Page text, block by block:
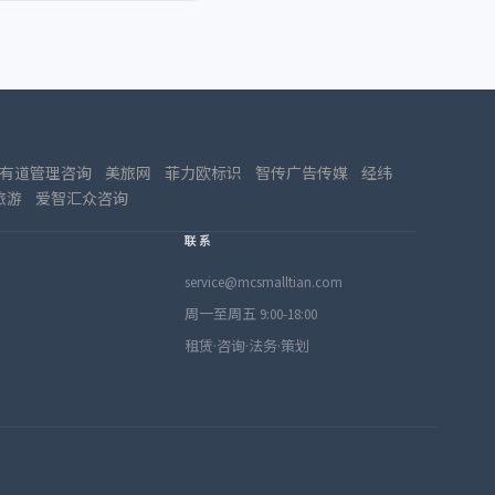
道管理咨询 美旅网 菲力欧标识 智传广告传媒
经纬
游
爱智汇众咨询
联系
service@mcsmalltian.com
周一至周五 9:00-18:00
租赁·咨询·法务·策划